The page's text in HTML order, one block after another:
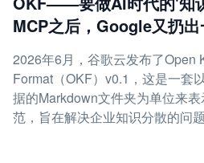
MCP之后，Google又扔
2026年6月，谷歌云发布了Open
Format（OKF）v0.1，这是一套
据的Markdown文件夹为单位来
范，旨在解决企业知识分散的问题